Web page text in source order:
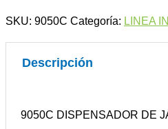
SKU: 9050C Categoría: LINEA
Descripción
9050C DISPENSADOR DE